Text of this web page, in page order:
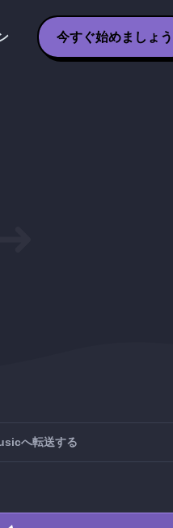
今すぐ始めましょう
へ転送する